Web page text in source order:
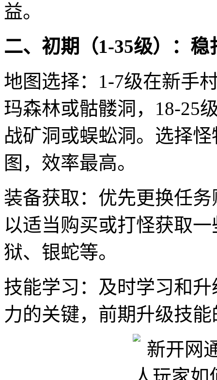
益。
二、初期（1-35级）：
地图选择：1-7级在新手
玛森林或骷髅洞，18-25
战矿洞或蜈蚣洞。选择
图，效率最高。
装备获取：优先更换任
以适当购买或打怪获取
狱、银蛇等。
技能学习：及时学习和
力的关键，前期升级技